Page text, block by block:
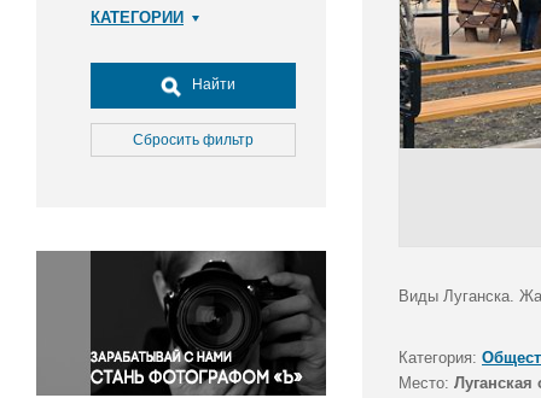
КАТЕГОРИИ
Досуг, туризм и отдых
Культура
Медицина
Окружающая среда
Политика
Правосудие
Происшествия и конфликты
Религия
Найти
Сбросить фильтр
Виды Луганска.
Категория:
Место: Луганская